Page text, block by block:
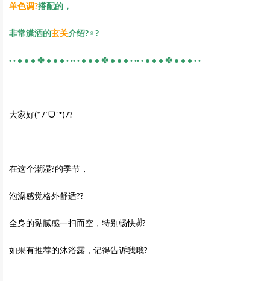
单色调?搭配的，
非常潇洒的玄关介绍?‍♀️?
· · • • • ✤ • • • · ·· · • • • ✤ • • • · ·· · • • • ✤ • • • · ·
大家好(*ﾉˊᗜˋ*)ﾉ?
在这个潮湿?的季节，
泡澡感觉格外舒适??
全身的黏腻感一扫而空，特别畅快✌️?
如果有推荐的沐浴露，记得告诉我哦?